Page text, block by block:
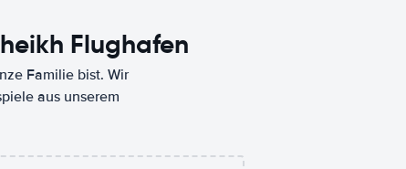
Flughafen
Familie bist. Wir
aus unserem